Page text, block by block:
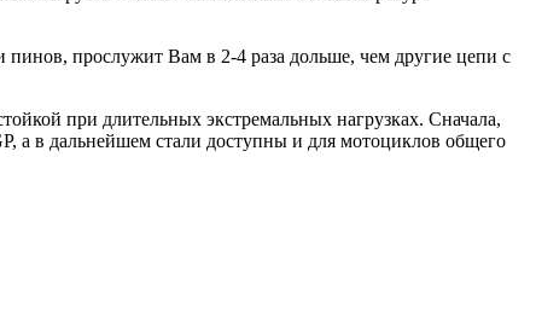
прослужит Вам в 2-4 раза дольше, чем другие цепи с
при длительных экстремальных нагрузках. Сначала,
а в дальнейшем стали доступны и для мотоциклов общего